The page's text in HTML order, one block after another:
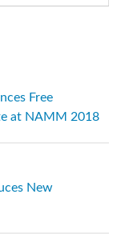
Free
at NAMM 2018
New